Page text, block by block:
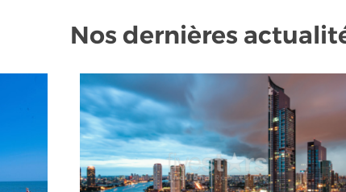
Nos dernières